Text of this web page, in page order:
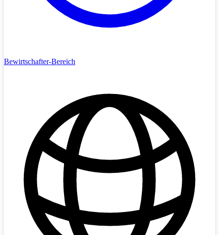
Bewirtschafter-Bereich